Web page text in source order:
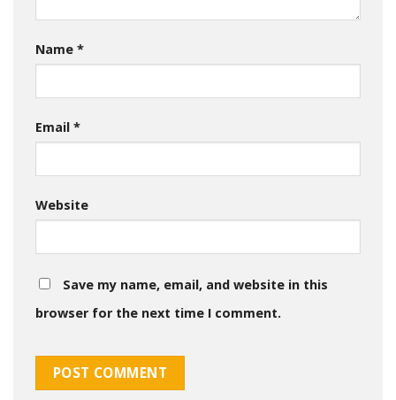
Name *
Email *
Website
Save my name, email, and website in this
browser for the next time I comment.